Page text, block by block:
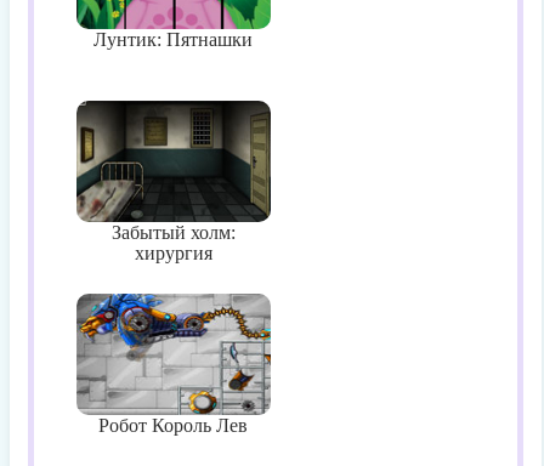
Лунтик: Пятнашки
Забытый холм:
хирургия
Робот Король Лев